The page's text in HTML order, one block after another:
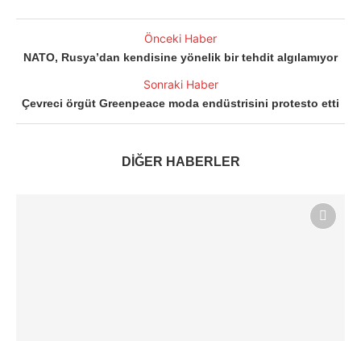
Önceki Haber
NATO, Rusya’dan kendisine yönelik bir tehdit algılamıyor
Sonraki Haber
Çevreci örgüt Greenpeace moda endüstrisini protesto etti
DİĞER HABERLER